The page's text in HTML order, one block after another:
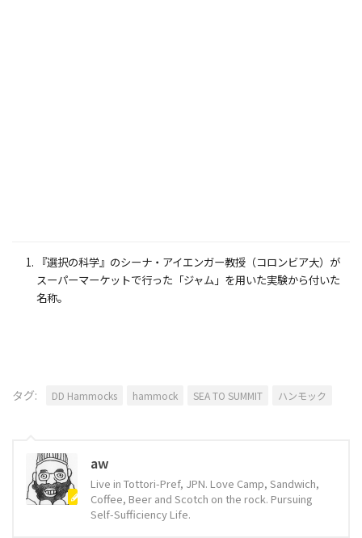
『選択の科学』のシーナ・アイエンガー教授（コロンビア大）が
スーパーマーケットで行った「ジャム」を用いた実験から付いた
名称。
タグ: DD Hammocks hammock SEA TO SUMMIT ハンモック
aw
Live in Tottori-Pref, JPN. Love Camp, Sandwich,
Coffee, Beer and Scotch on the rock. Pursuing
Self-Sufficiency Life.